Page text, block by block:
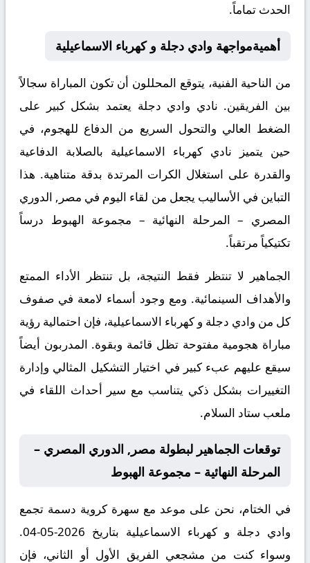
الحدث تماماً.
أهميةمواجهة وادي دجلة و كهرباء الاسماعيلية
من الناحية الفنية، يتوقع المحللون أن تكون المباراة سجالاً
بين الفريقين. نادي وادي دجلة يعتمد بشكل كبير على
الضغط العالي والتحول السريع من الدفاع للهجوم، في
حين يتميز نادي كهرباء الاسماعيلية بالصلابة الدفاعية
والقدرة على استغلال الكرات المرتدة بدقة متناهية. هذا
التباين في الأساليب يجعل من لقاء اليوم في مصر, الدوري
المصري – المرحلة النهائية – مجموعة الهبوط درساً
تكتيكياً مرتقباً.
الجماهير لا تنتظر فقط النتيجة، بل تنتظر الأداء الممتع
والأهداف السينمائية. ومع وجود أسماء لامعة في صفوف
كل من وادي دجلة و كهرباء الاسماعيلية، فإن احتمالية رؤية
مباراة هجومية مفتوحة تظل قائمة وبقوة. المدربون أيضاً
سيقع عليهم عبء كبير في اختيار التشكيل المثالي وإدارة
التغييرات بشكل ذكي يتناسب مع سير أحداث اللقاء في
ملعب ستاد السلام.
توقعات الجماهير لبطولة مصر, الدوري المصري –
المرحلة النهائية – مجموعة الهبوط
في الختام، نحن على موعد مع سهرة كروية دسمة تجمع
وادي دجلة و كهرباء الاسماعيلية بتاريخ 2026-05-04.
وسواء كنت من مشجعي الفريق الأول أو الثاني، فإن